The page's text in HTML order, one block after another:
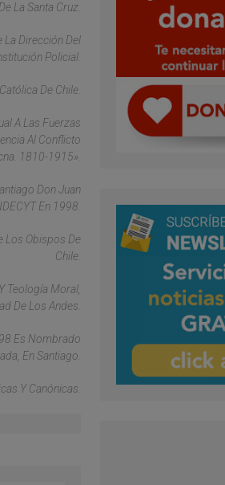
La Santa Cruz.
La Dirección Del
Policial.
De Chile.
A Las Fuerzas
Al Conflicto
1810-1915».
Don Juan
En 1998.
Los Obispos De
Chile.
Teología Moral,
De Los Andes.
Es Nombrado
En Santiago.
Y Canónicas.